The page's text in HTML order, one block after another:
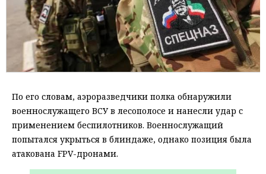
По его словам, аэроразведчики полка обнаружили
военнослужащего ВСУ в лесополосе и нанесли удар с
применением беспилотников. Военнослужащий
попытался укрыться в блиндаже, однако позиция была
атакована FPV-дронами.